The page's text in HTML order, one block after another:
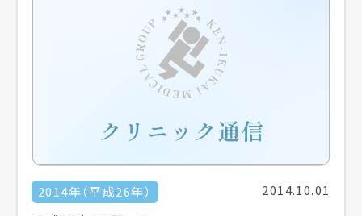
2014年（平成26年） 2014.10.01